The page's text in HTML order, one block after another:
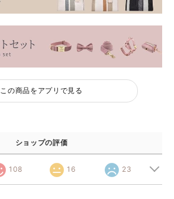
この商品をアプリで見る
ショップの評価
108 16 23